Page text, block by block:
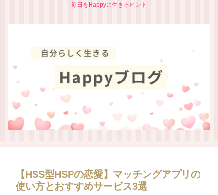
毎日をHappyに生きるヒント
【HSS型HSPの恋愛】マッチングアプリの
使い方とおすすめサービス3選